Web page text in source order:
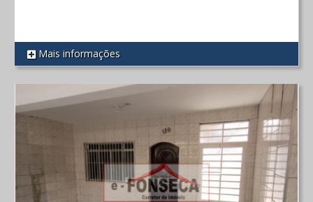
REF 376
Mais informações